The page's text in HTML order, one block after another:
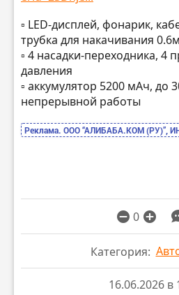
▫️ LED-дисплей, фонарик,
трубка для накачивания 0.6м
▫️ 4 насадки-переходника, 4
давления
▫️ аккумулятор 5200 мАч, до
непрерывной работы
Реклама. ООО “АЛИБАБА.КОМ (РУ)”,
0
Категория:
16.06.2026 в